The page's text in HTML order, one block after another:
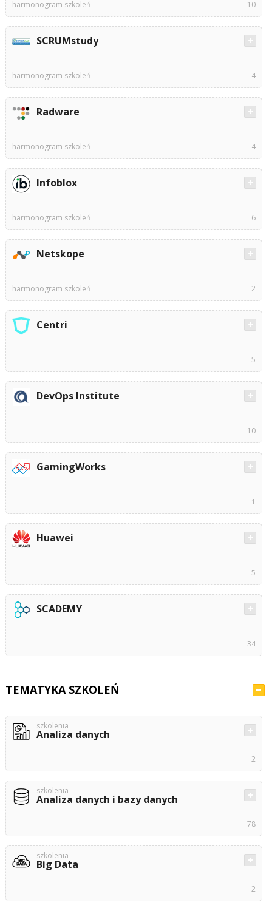
harmonogram szkoleń 10
SCRUMstudy
harmonogram szkoleń 4
Radware
harmonogram szkoleń 4
Infoblox
harmonogram szkoleń 6
Netskope
harmonogram szkoleń 2
Centri
5
DevOps Institute
10
GamingWorks
1
Huawei
5
SCADEMY
34
TEMATYKA SZKOLEŃ
szkolenia
Analiza danych
2
szkolenia
Analiza danych i bazy danych
78
szkolenia
Big Data
2